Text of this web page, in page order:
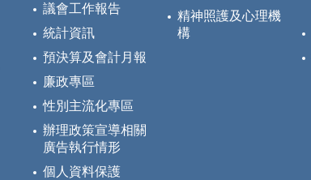
議會工作報告
統計資訊
預決算及會計月報
廉政專區
性別主流化專區
辦理政策宣導相關
廣告執行情形
個人資料保護
精神照護及心理機
構